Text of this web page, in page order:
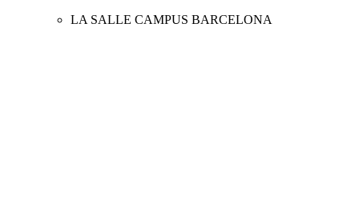
LA SALLE CAMPUS BARCELONA